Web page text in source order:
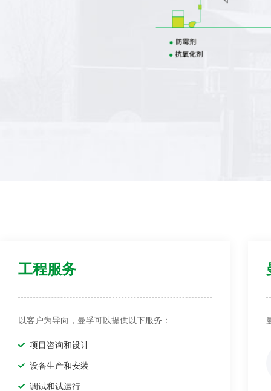
工程服务
以客户为导向，曼孚可以提供以下服务：
项目咨询和设计
设备生产和安装
调试和试运行